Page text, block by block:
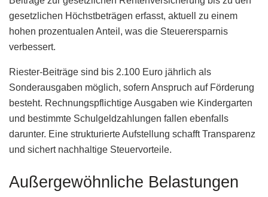
gesetzlichen Höchstbeträgen erfasst, aktuell zu einem
hohen prozentualen Anteil, was die Steuerersparnis
verbessert.
Riester-Beiträge sind bis 2.100 Euro jährlich als
Sonderausgaben möglich, sofern Anspruch auf Förderung
besteht. Rechnungspflichtige Ausgaben wie Kindergarten
und bestimmte Schulgeldzahlungen fallen ebenfalls
darunter. Eine strukturierte Aufstellung schafft Transparenz
und sichert nachhaltige Steuervorteile.
Außergewöhnliche Belastungen